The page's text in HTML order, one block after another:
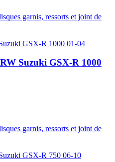
garnis, ressorts et joint de
Suzuki GSX-R 1000
garnis, ressorts et joint de